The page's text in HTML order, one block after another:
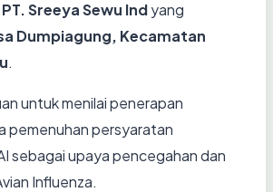
Sreeya Sewu Indyang
Dumpiagung, Kecamatan
.
untuk menilai penerapan
pemenuhan persyaratan
sebagai upaya pencegahan dan
Influenza.